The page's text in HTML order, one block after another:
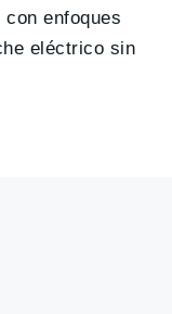
enfoques
eléctrico sin